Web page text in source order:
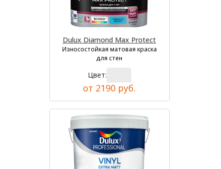
Dulux Diamond Max Protect
Износостойкая матовая краска
для стен
Цвет:
от 2190 руб.